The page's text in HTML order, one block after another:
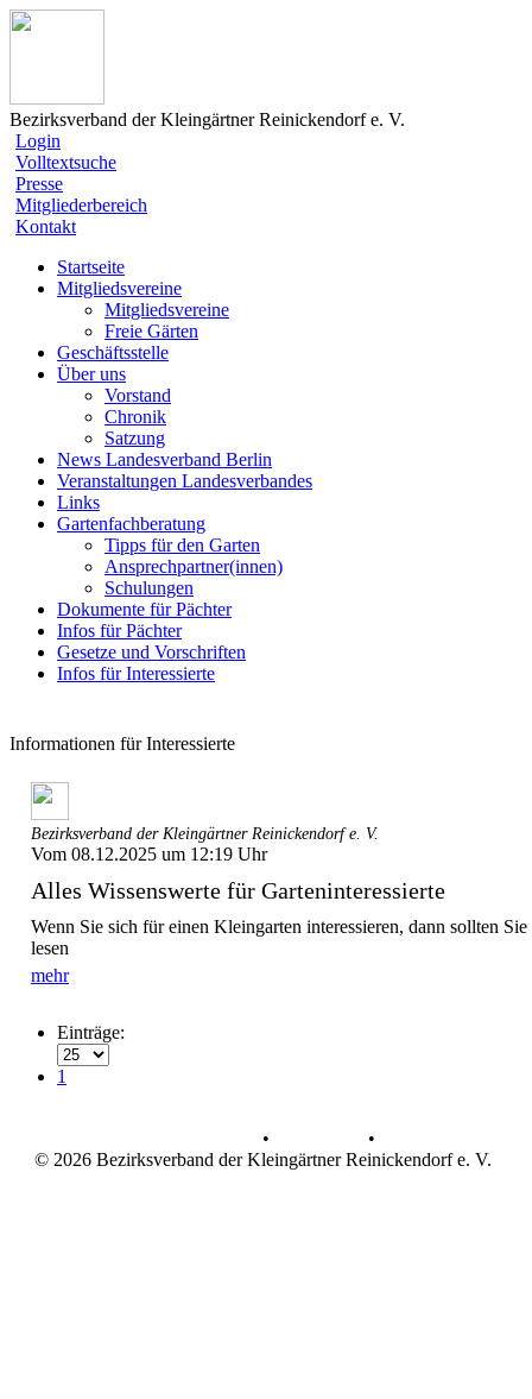
Bezirksverband der Kleingärtner Reinickendorf e. V.
Login
Volltextsuche
Presse
Mitgliederbereich
Kontakt
Startseite
Mitgliedsvereine
Mitgliedsvereine
Freie Gärten
Geschäftsstelle
Über uns
Vorstand
Chronik
Satzung
News Landesverband Berlin
Veranstaltungen Landesverbandes
Links
Gartenfachberatung
Tipps für den Garten
Ansprechpartner(innen)
Schulungen
Dokumente für Pächter
Infos für Pächter
Gesetze und Vorschriften
Infos für Interessierte
Informationen für Interessierte
Bezirksverband der Kleingärtner Reinickendorf e. V.
Vom 08.12.2025 um 12:19 Uhr
Alles Wissenswerte für Garteninteressierte
Wenn Sie sich für einen Kleingarten interessieren, dann sollten
lesen
mehr
Einträge:
1
•
•
© 2026 Bezirksverband der Kleingärtner Reinickendorf e. V.